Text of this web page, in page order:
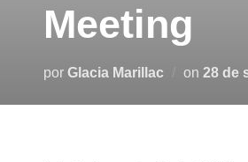
Meeting
por Glacia Marillac on 28 de